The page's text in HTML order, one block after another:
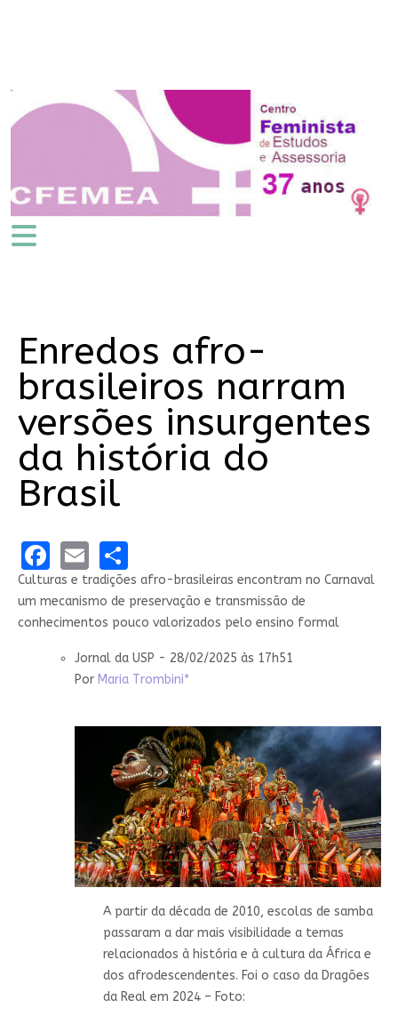
Enredos afro-
brasileiros narram
versões insurgentes
da história do
Brasil
Facebook
EmailShare
Culturas e tradições afro-brasileiras encontram no Carnaval
um mecanismo de preservação e transmissão de
conhecimentos pouco valorizados pelo ensino formal
Jornal da USP - 28/02/2025 às 17h51
Por Maria Trombini*
A partir da década de 2010, escolas de samba
passaram a dar mais visibilidade a temas
relacionados à história e à cultura da África e
dos afrodescendentes. Foi o caso da Dragões
da Real em 2024 – Foto: